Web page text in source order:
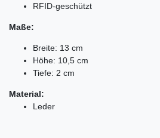
RFID-geschützt
Maße:
Breite: 13 cm
Höhe: 10,5 cm
Tiefe: 2 cm
Material:
Leder